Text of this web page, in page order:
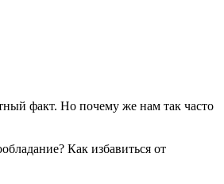
факт. Но почему же нам так часто
Как избавиться от